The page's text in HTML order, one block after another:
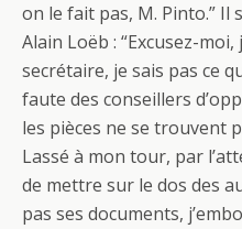
on le fait pas, M. Pinto.” Il
Alain Loëb : “Excusez-
secrétaire, je sais pas ce
faute des conseillers
les pièces ne se trouvent
Lassé à mon tour, par
de mettre sur le dos des
pas ses documents,